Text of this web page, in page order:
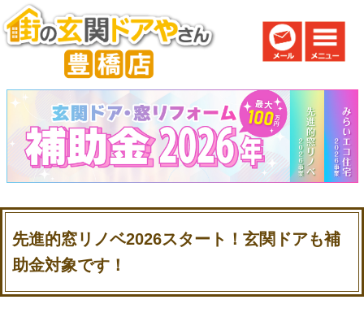
先進的窓リノベ2026スタート！玄関ドアも補
助金対象です！